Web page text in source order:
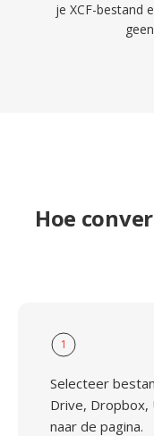
je XCF-bestand
Hoe
1
Selecteer
Drive, Dropbox,
naar de pagina.